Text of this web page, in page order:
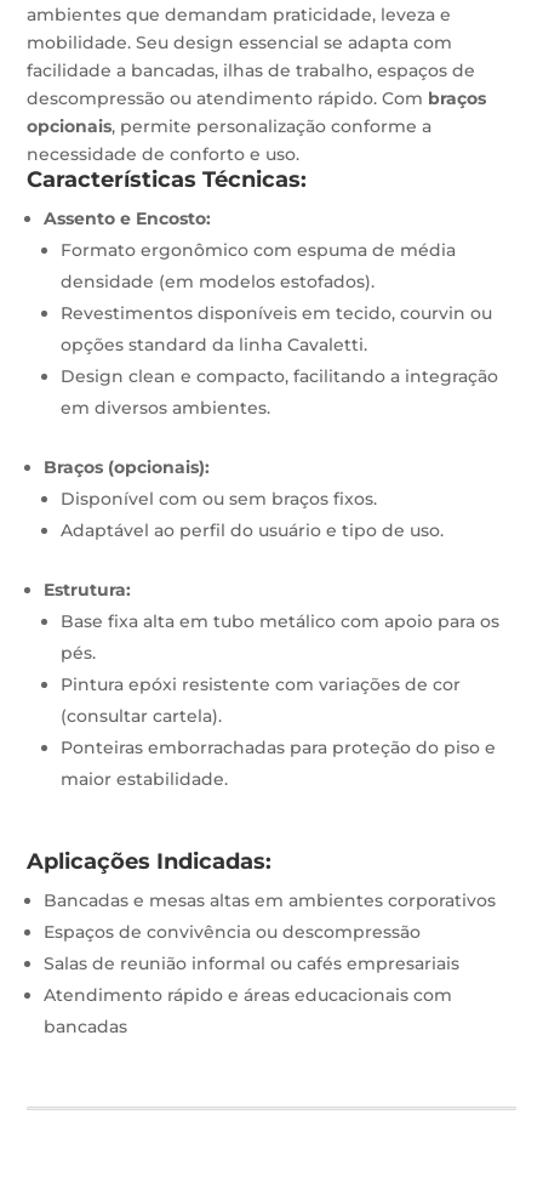
ambientes que demandam praticidade, leveza e
mobilidade. Seu design essencial se adapta com
facilidade a bancadas, ilhas de trabalho, espaços de
descompressão ou atendimento rápido. Com braços
opcionais, permite personalização conforme a
necessidade de conforto e uso.
Características Técnicas:
Assento e Encosto:
Formato ergonômico com espuma de média
densidade (em modelos estofados).
Revestimentos disponíveis em tecido, courvin ou
opções standard da linha Cavaletti.
Design clean e compacto, facilitando a integração
em diversos ambientes.
Braços (opcionais):
Disponível com ou sem braços fixos.
Adaptável ao perfil do usuário e tipo de uso.
Estrutura:
Base fixa alta em tubo metálico com apoio para os
pés.
Pintura epóxi resistente com variações de cor
(consultar cartela).
Ponteiras emborrachadas para proteção do piso e
maior estabilidade.
Aplicações Indicadas:
Bancadas e mesas altas em ambientes corporativos
Espaços de convivência ou descompressão
Salas de reunião informal ou cafés empresariais
Atendimento rápido e áreas educacionais com
bancadas